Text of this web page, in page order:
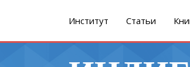
Институт Cтатьи